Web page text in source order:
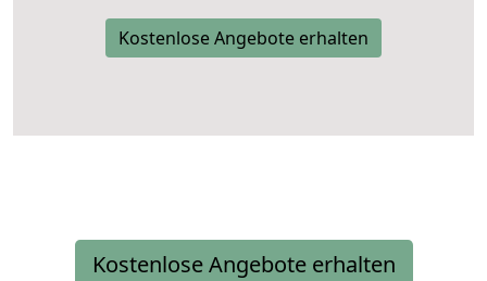
Kostenlose Angebote erhalten
Kostenlose Angebote erhalten